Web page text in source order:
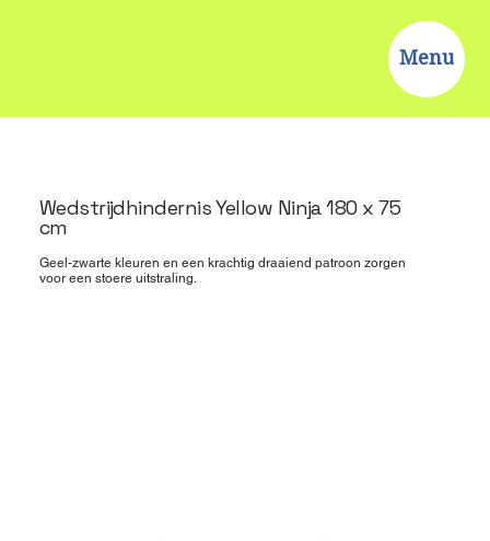
Menu
Wedstrijdhindernis Yellow Ninja 180 x 75
cm
Geel-zwarte kleuren en een krachtig draaiend patroon zorgen
voor een stoere uitstraling.